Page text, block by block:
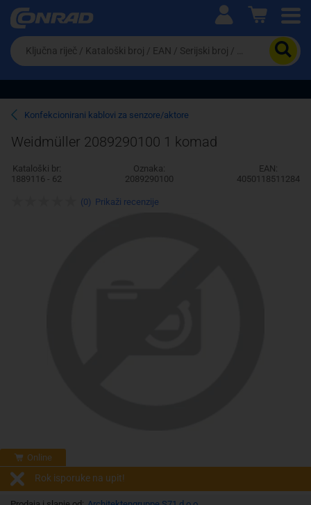
Ova postavka prilagođava asortiman proizvoda i
cijene vašim potrebama.
Pravno lice
Da
biste
potražili
proizvod,
unesite
ključnu
riječ,
kataloški
broj,
EAN
ili
Konfekcionirani kablovi za senzore/aktore
Weidmüller 2089290100 1 komad
Kataloški br:
1889116 - 62
Oznaka:
2089290100
EAN:
4050118511284
Online
Rok isporuke na upit!
(0) Prikaži recenzije